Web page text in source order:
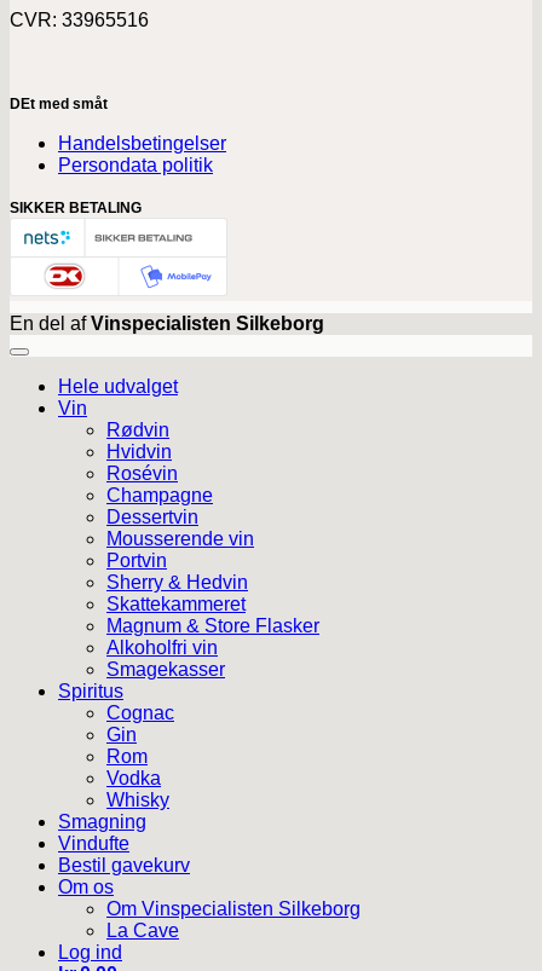
CVR: 33965516
DEt med småt
Handelsbetingelser
Persondata politik
SIKKER BETALING
En del afVinspecialisten Silkeborg
Hele udvalget
Vin
Rødvin
Hvidvin
Rosévin
Champagne
Dessertvin
Mousserende vin
Portvin
Sherry & Hedvin
Skattekammeret
Magnum & Store Flasker
Alkoholfri vin
Smagekasser
Spiritus
Cognac
Gin
Rom
Vodka
Whisky
Smagning
Vindufte
Bestil gavekurv
Om os
Om Vinspecialisten Silkeborg
La Cave
Log ind